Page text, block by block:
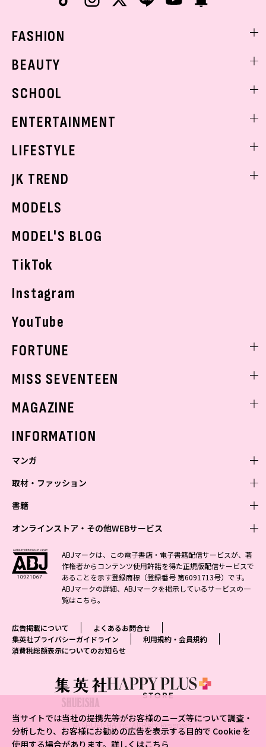
当サイトでは当社の提携先等がお客様のニーズ等について調査・
分析したり、お客様にお勧めの広告を表示する目的で Cookie を
使用する場合があります。詳しくはこちら
FASHION
着回し
BEAUTY
ベストコスメ
ボディケア
SCHOOL
学校ヘアメイク
ENTERTAINMENT
K-POP
LIFESTYLE
モデルの購入品
おでかけ
JK TREND
MODELS
MODEL'S BLOG
TikTok
Instagram
YouTube
FORTUNE
MISS SEVENTEEN
MAGAZINE
INFORMATION
マンガ
少年マンガ
Vジャンプ
最強ジャンプ
少年ジャンプ+
ジャンプTOON
ジャンプルーキー！
S-MANGA
集英社コミック文庫
青年マンガ
ZEBRACK
S-MANGA
集英社ジャンプリミックス
週刊ヤングジャンプ
ヤングジャンプ定期購読デジタル
となりのヤングジャンプ
グランドジャンプ
ウルトラジャンプ
少女マンガ
ZEBRACK
S-MANGA
集英社コミック文庫
マーガレット
別冊マーガレット
リマコミ
マンガMeets
女性マンガ
ジャンプTOON
集英社コミック文庫
マンガMee公式サイト
リマコミ
office YOU
取材・ファッション
ファッション・美容
BAILA
MAQUIA
eclat
T JAPAN
MEN'S NON-NO
集英社オンライン
芸能・情報・スポーツ
週プレNEWS
週プレ グラジャパ!
書籍
文芸・文庫・総合
小説すばる
集英社 文芸ステーション
web 集英社文庫
アジア人物史
学芸・ノンフィクション・新書
1日5分で、明日は変わる よみタイ yomitai
集英社学芸部 - 学芸・ノンフィクション
集英社ビジネス書
集英社新書プラス - 知の水先案内人
kotoba
情報・知識＆オピニオン imidas
ライトノベル・ノベライズ
集英社オレンジ文庫
ダッシュエックス文庫公式サイト
集英社Webマガジン コバルト
集英社の児童図書 S-KIDS.LAND
オンラインストア・その他WEBサービス
オンラインストア
OTO
SHUEISHA MANGA-ART HERITAGE
ジャンプキャラクターズストア
HAPPY PLUS STORE
SHUEISHA VOX
LEEマルシェ
eclat premium
mirabella homme
その他WEBサービス
集英社アドナビ
ABJマークは、この電子書店・電子書籍配信サービスが、著
作権者からコンテンツ使用許諾を得た正規版配信サービスで
あることを示す登録商標（登録番号 第6091713号）です。
ABJマークの詳細、ABJマークを掲示しているサービスの一
覧はこちら。
広告掲載について
よくあるお問合せ
集英社プライバシーガイドライン
利用規約・会員規約
消費税総額表示についてのお知らせ
© SHUEISHA Inc. All Right Reserved.